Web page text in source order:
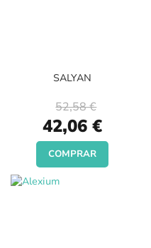
SALYAN
Special
Price
42,06 €
52,58 €
COMPRAR